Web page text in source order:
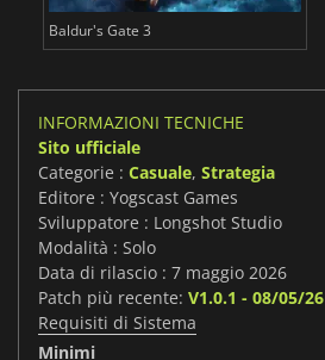
Baldur's Gate 3
INFORMAZIONI TECNICHE
Sito ufficiale
Categorie : Casuale, Strategia
Editore : Yogscast Games
Sviluppatore : Longshot Studio
Modalità : Solo
Data di rilascio : 7 maggio 2026
Patch più recente: V1.0.1 - 08/05/26
Requisiti di Sistema
Minimi